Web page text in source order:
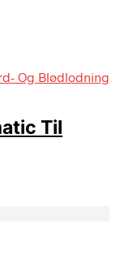
Til